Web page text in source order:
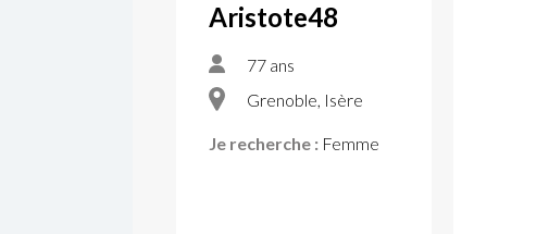
Aristote48
77 ans
Grenoble, Isère
Je recherche : Femme